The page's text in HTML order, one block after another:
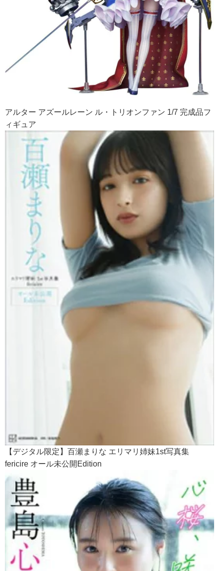
アルター アズールレーン ル・トリオンファン 1/7 完成品フ
ィギュア
【デジタル限定】百瀬まりな エリマリ姉妹1st写真集
fericire オール未公開Edition